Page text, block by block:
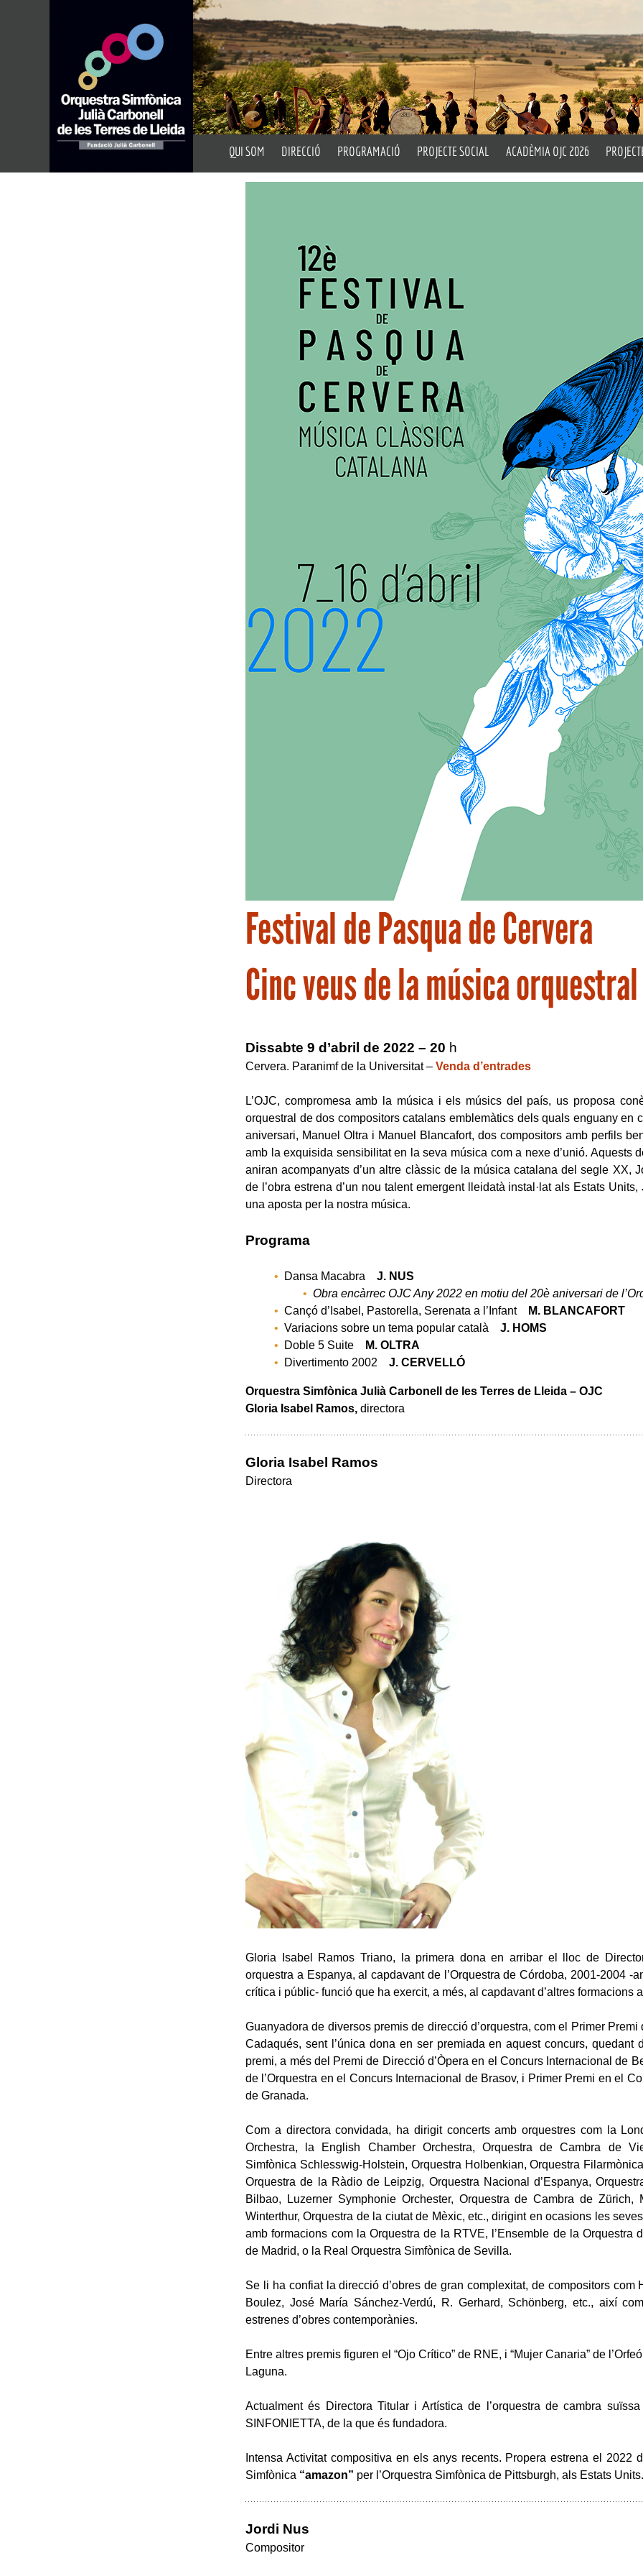
QUI SOM
Presentació
Portal de Transparència
DIRECCIÓ
Director Artístic i Titular
PROGRAMACIÓ
Properes Activitats
PROJECTE SOCIAL
Un Matí d’Orquestra
ACADÈMIA OJC 2026
Pla
Festival de Pasqua de Cervera
Cinc veus de la música
Dissabte 9 d’abril de 2022 – 20 h
Cervera. Paranimf de la Universitat – Venda d’entrades
L’OJC, compromesa amb la música i els músics del país, us proposa
orquestral de dos compositors catalans emblemàtics dels quals enguany en
aniversari, Manuel Oltra i Manuel Blancafort, dos compositors amb perfils
amb la exquisida sensibilitat en la seva música com a nexe d’unió. Aquests
aniran acompanyats d’un altre clàssic de la música catalana del segle XX,
de l’obra estrena d’un nou talent emergent lleidatà instal·lat als Estats Units,
una aposta per la nostra música.
Programa
Dansa Macabra J. NUS
Obra encàrrec OJC Any 2022 en motiu del 20è aniversari de
Cançó d’Isabel, Pastorella, Serenata a l’Infant
M. BLANCAFORT
Variacions sobre un tema popular català J. HOMS
Doble 5 Suite
M. OLTRA
Divertimento 2002 J. CERVELLÓ
Orquestra Simfònica Julià Carbonell de les Terres de Lleida – OJC
Gloria Isabel Ramos, directora
Gloria Isabel Ramos
Directora
Gloria Isabel Ramos Triano, la primera dona en arribar el lloc de
orquestra a Espanya, al capdavant de l’Orquestra de Córdoba, 2001-2004 -
crítica i públic- funció que ha exercit, a més, al capdavant d’altres formacions
Guanyadora de diversos premis de direcció d’orquestra, com el Primer Premi
Cadaqués, sent l’única dona en ser premiada en aquest concurs, quedant
premi, a més del Premi de Direcció d’Òpera en el Concurs Internacional de
de l’Orquestra en el Concurs Internacional de Brasov, i Primer Premi en el
de Granada.
Com a directora convidada, ha dirigit concerts amb orquestres com la
Orchestra, la English Chamber Orchestra, Orquestra de Cambra de
Simfònica Schlesswig-Holstein, Orquestra Holbenkian, Orquestra
Orquestra de la Ràdio de Leipzig, Orquestra Nacional d’Espanya,
Bilbao, Luzerner Symphonie Orchester, Orquestra de Cambra de Zürich,
Winterthur, Orquestra de la ciutat de Mèxic, etc., dirigint en ocasions les
amb formacions com la Orquestra de la RTVE, l’Ensemble de la Orquestra
de Madrid, o la Real Orquestra Simfònica de Sevilla.
Se li ha confiat la direcció d’obres de gran complexitat, de compositors com
Boulez, José María Sánchez-Verdú, R. Gerhard, Schönberg, etc., així
estrenes d’obres contemporànies.
Entre altres premis figuren el “Ojo Crítico” de RNE, i “Mujer Canaria” de
Laguna.
Actualment és Directora Titular i Artística de l’orquestra de cambra suïssa
SINFONIETTA, de la que és fundadora.
Intensa Activitat compositiva en els anys recents. Propera estrena el 2022
Simfònica “amazon” per l’Orquestra Simfònica de Pittsburgh, als Estats Units.
Jordi Nus
Compositor